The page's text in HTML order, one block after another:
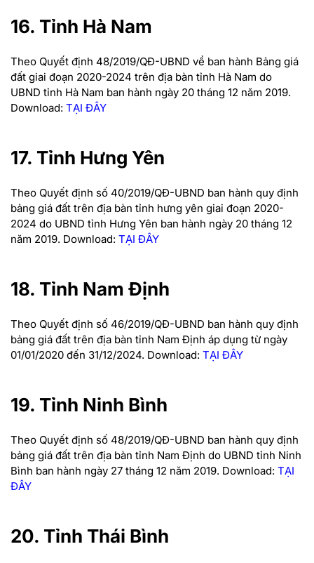
16. Tỉnh Hà Nam
Theo Quyết định 48/2019/QĐ-UBND về ban hành Bảng giá
đất giai đoạn 2020-2024 trên địa bàn tỉnh Hà Nam do
UBND tỉnh Hà Nam ban hành ngày 20 tháng 12 năm 2019.
Download: TẠI ĐÂY
17. Tỉnh Hưng Yên
Theo Quyết định số 40/2019/QĐ-UBND ban hành quy định
bảng giá đất trên địa bàn tỉnh hưng yên giai đoạn 2020-
2024 do UBND tỉnh Hưng Yên ban hành ngày 20 tháng 12
năm 2019. Download: TẠI ĐÂY
18. Tỉnh Nam Định
Theo Quyết định số 46/2019/QĐ-UBND ban hành quy định
bảng giá đất trên địa bàn tỉnh Nam Định áp dụng từ ngày
01/01/2020 đến 31/12/2024. Download: TẠI ĐÂY
19. Tỉnh Ninh Bình
Theo Quyết định số 48/2019/QĐ-UBND ban hành quy định
bảng giá đất trên địa bàn tỉnh Nam Định do UBND tỉnh Ninh
Bình ban hành ngày 27 tháng 12 năm 2019. Download: TẠI
ĐÂY
20. Tỉnh Thái Bình